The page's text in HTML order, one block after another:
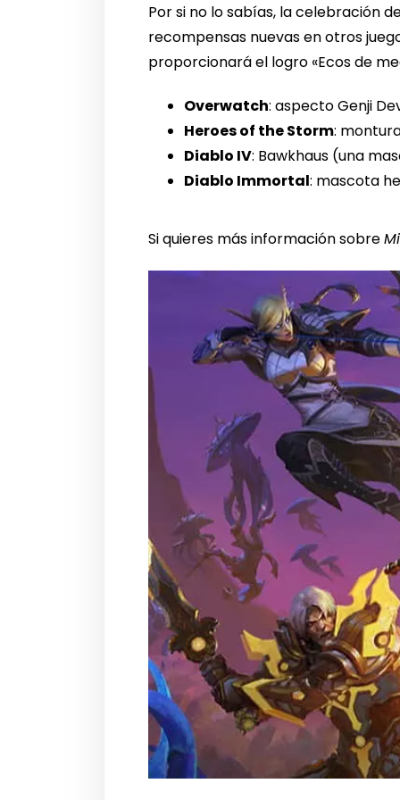
Por si no lo sabías, la celebración
recompensas nuevas en otros
proporcionará el logro «Ecos de
Overwatch: aspecto Genji
Heroes of the Storm:
Diablo IV: Bawkhaus (una
Diablo Immortal: mascota
Si quieres más información sobre